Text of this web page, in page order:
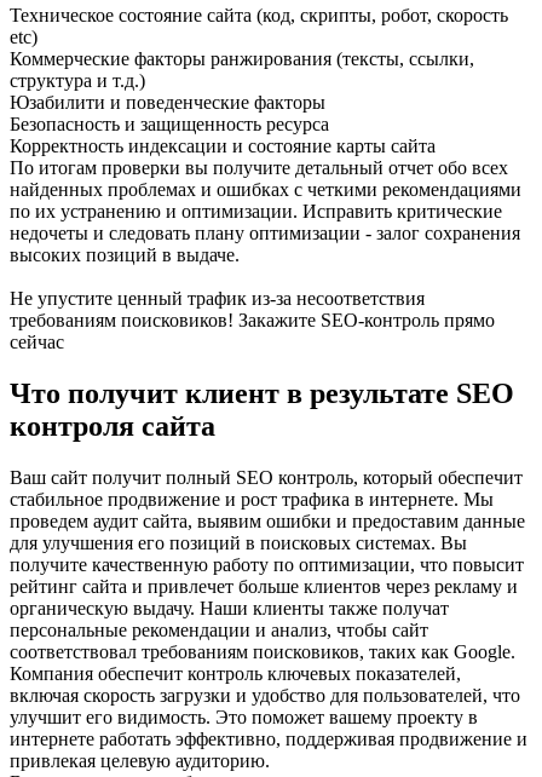
Техническое состояние сайта (код, скрипты, робот, скорость
etc)
Коммерческие факторы ранжирования (тексты, ссылки,
структура и т.д.)
Юзабилити и поведенческие факторы
Безопасность и защищенность ресурса
Корректность индексации и состояние карты сайта
По итогам проверки вы получите детальный отчет обо всех
найденных проблемах и ошибках с четкими рекомендациями
по их устранению и оптимизации. Исправить критические
недочеты и следовать плану оптимизации - залог сохранения
высоких позиций в выдаче.
Не упустите ценный трафик из-за несоответствия
требованиям поисковиков! Закажите SEO-контроль прямо
сейчас
Что получит клиент в результате SEO
контроля сайта
Ваш сайт получит полный SEO контроль, который обеспечит
стабильное продвижение и рост трафика в интернете. Мы
проведем аудит сайта, выявим ошибки и предоставим данные
для улучшения его позиций в поисковых системах. Вы
получите качественную работу по оптимизации, что повысит
рейтинг сайта и привлечет больше клиентов через рекламу и
органическую выдачу. Наши клиенты также получат
персональные рекомендации и анализ, чтобы сайт
соответствовал требованиям поисковиков, таких как Google.
Компания обеспечит контроль ключевых показателей,
включая скорость загрузки и удобство для пользователей, что
улучшит его видимость. Это поможет вашему проекту в
интернете работать эффективно, поддерживая продвижение и
привлекая целевую аудиторию.